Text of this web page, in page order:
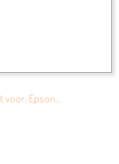
voor: Epson…